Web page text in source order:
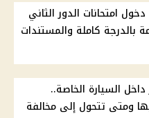
امتحانات الدور الثاني
بالدرجة كاملة والمستندات
السيارة الخاصة..
ومتى تتحول إلى مخالفة